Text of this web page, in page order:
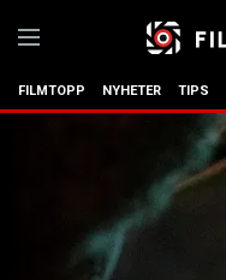
FILMTOPP NYHETER TIPS